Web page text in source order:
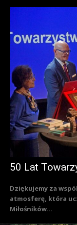
50 Lat
Dziękujemy za
atmosferę, która
Miłośników...